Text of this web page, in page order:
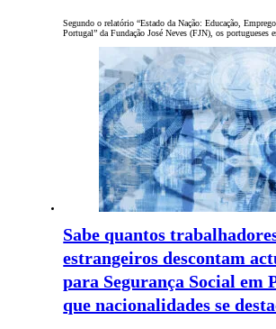
Segundo o relatório “Estado da Nação: Educação,
Portugal” da Fundação José Neves (FJN), os portugueses
Sabe quantos
estrangeiros descontam
para Segurança Social em
que nacionalidades se